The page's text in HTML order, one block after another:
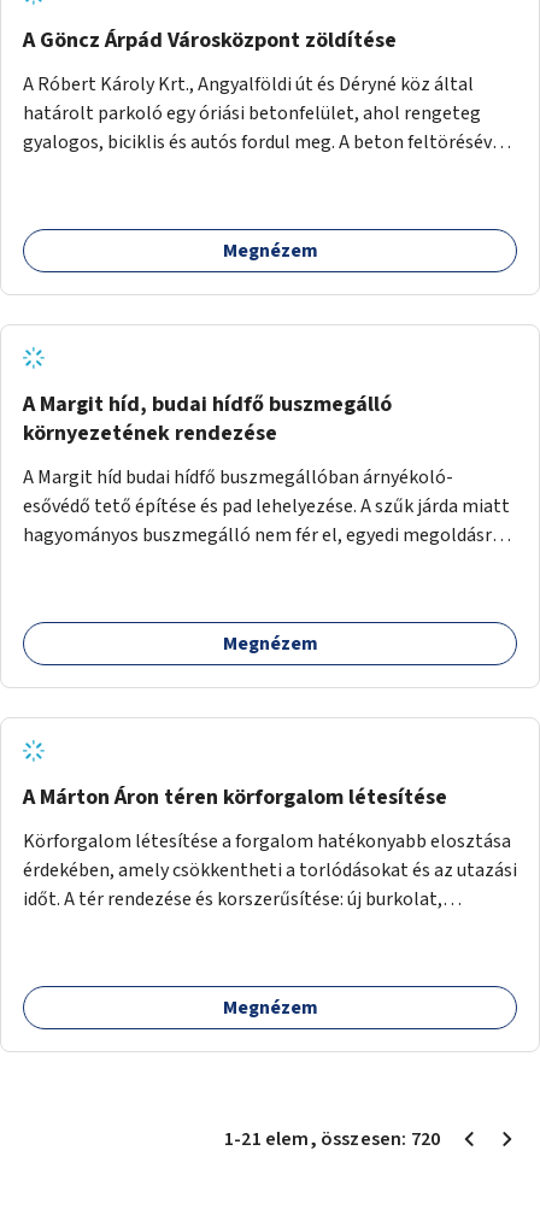
A Göncz Árpád Városközpont zöldítése
A Róbert Károly Krt., Angyalföldi út és Déryné köz által
határolt parkoló egy óriási betonfelület, ahol rengeteg
gyalogos, biciklis és autós fordul meg. A beton feltörésével,
menti járda és a parkoló közé kellene egy zöld sáv,
virágágyásokkal a meglévő fák alá, a lakóépület felőli két
Megnézem
A Margit híd, budai hídfő buszmegálló
környezetének rendezése
A Margit híd budai hídfő buszmegállóban árnyékoló-
esővédő tető építése és pad lehelyezése. A szűk járda miatt
hagyományos buszmegálló nem fér el, egyedi megoldásra
Megnézem
A Márton Áron téren körforgalom létesítése
Körforgalom létesítése a forgalom hatékonyabb elosztása
érdekében, amely csökkentheti a torlódásokat és az utazási
időt. A tér rendezése és korszerűsítése: új burkolat,
időznek.
Megnézem
1-21 elem, összesen: 720